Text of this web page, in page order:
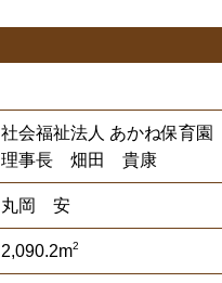
社会福祉法人 あかね保育園
理事長 畑田 貴康
丸岡 安
2,090.2m2